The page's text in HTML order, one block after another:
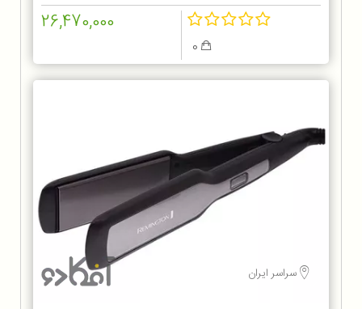
26,470,000
سراسر ایران